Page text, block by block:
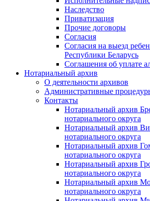
Наследство
Приватизация
Прочие договоры
Согласия
Согласия на выезд
Республики Беларусь
Соглашения об уплате
Нотариальный архив
О деятельности архивов
Административные
Контакты
Нотариальный архив
нотариального округа
Нотариальный архив
нотариального округа
Нотариальный архив
нотариального округа
Нотариальный архив
нотариального округа
Нотариальный архив
нотариального округа